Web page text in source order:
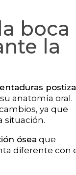
boca
la
anatomía oral.
ya que
situación.
ósea que
diferente con